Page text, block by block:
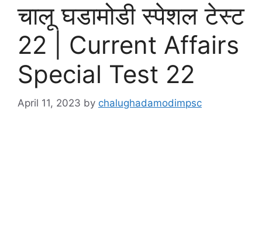
चालू घडामोडी स्पेशल टेस्ट
22 | Current Affairs
Special Test 22
April 11, 2023 by chalughadamodimpsc